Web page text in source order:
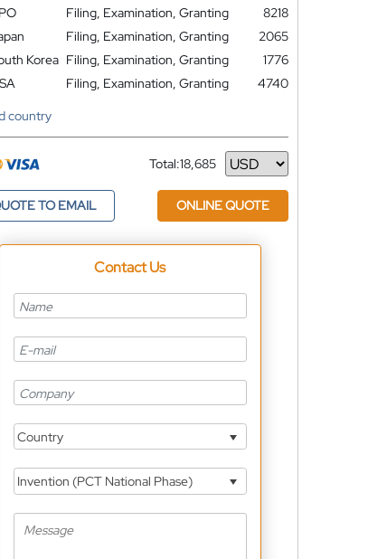
Filing, Examination, Granting
8218
Filing, Examination, Granting
2065
Korea Filing, Examination, Granting
1776
Filing, Examination, Granting
4740
country
Total:18,685
Currency
TO EMAIL ONLINE QUOTE
Contact Us
Country
Invention (PCT National Phase)